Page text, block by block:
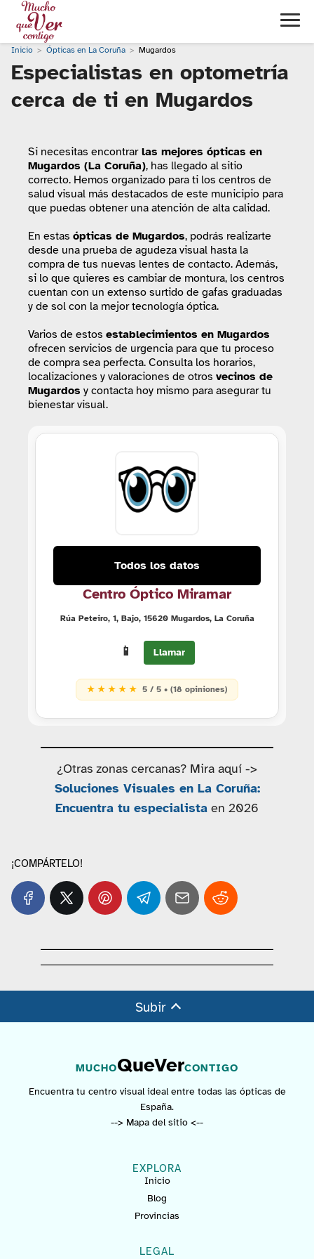
Inicio Ópticas en La Coruña Mugardos
Especialistas en optometría
cerca de ti en Mugardos
Si necesitas encontrarlas mejores ópticas en
Mugardos (La Coruña), has llegado al sitio
correcto. Hemos organizado para ti los centros de
salud visual más destacados de este municipio para
que puedas obtener una atención de alta calidad.
En estas ópticas de Mugardos, podrás realizarte
desde una prueba de agudeza visual hasta la
compra de tus nuevas lentes de contacto. Además,
si lo que quieres es cambiar de montura, los centros
cuentan con un extenso surtido de gafas graduadas
y de sol con la mejor tecnología óptica.
Varios de estos establecimientos en Mugardos
ofrecen servicios de urgencia para que tu proceso
de compra sea perfecta. Consulta los horarios,
localizaciones y valoraciones de otros vecinos de
Mugardos y contacta hoy mismo para asegurar tu
bienestar visual.
Todos los datos
Centro Óptico Miramar
Rúa Peteiro, 1, Bajo, 15620 Mugardos, La Coruña
📱 Llamar
★ ★ ★ ★ ★ 5 / 5 • (18 opiniones)
¿Otras zonas cercanas? Mira aquí ->
Soluciones Visuales en La Coruña:
Encuentra tu especialista en 2026
¡COMPÁRTELO!
Subir
MUCHOQueVerCONTIGO
Encuentra tu centro visual ideal entre todas las ópticas de
España.
--> Mapa del sitio <--
EXPLORA
Inicio
Blog
Provincias
LEGAL